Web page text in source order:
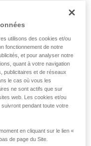
Privilégier
l'autonomie au
détriment de la
puissance
et son autonomie sont
que soit la
utilisons des cookies et/ou
fonctionnement de notre
et pour analyser notre
quant à votre navigation
publicitaires et de réseaux
le cas où vous les
ne sont actifs que sur
web. Les cookies et/ou
pendant toute votre
en cliquant sur le lien «
de page du Site.